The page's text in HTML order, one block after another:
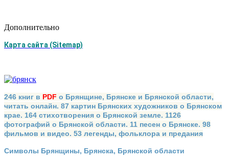
Дополнительно
Карта сайта (Sitemap)
246 книг в PDF о Брянщине, Брянске и Брянской области,
читать онлайн. 87 картин Брянских художников о Брянском
крае. 164 стихотворения о Брянской земле. 1126
фотографий о Брянской области. 11 песен о Брянске. 98
фильмов и видео. 53 легенды, фольклора и предания
Символы Брянщины, Брянска, Брянской области